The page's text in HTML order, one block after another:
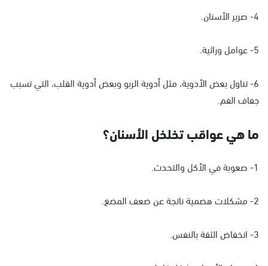
4- صرير الأسنان.
5- عوامل وراثية.
6- تناول بعض الأدوية، مثل أدوية الربو وبعض أدوية القلب، التي تسبب
جفاف الفم.
ما هي عواقب تخلخل الأسنان؟
1- صعوبة في الأكل والتحدث.
2- مشكلات هضمية ناتجة عن ضعف المضغ.
3- انخفاض الثقة بالنفس.